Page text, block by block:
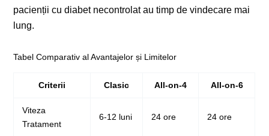
pacienții cu diabet necontrolat au timp de vindecare mai
lung.
Tabel Comparativ al Avantajelor și Limitelor
Criterii Clasic All-on-4 All-on-6
Viteza
Tratament
6-12 luni 24 ore 24 ore